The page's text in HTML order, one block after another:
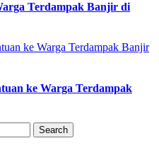
Terdampak Banjir di
ke Warga Terdampak